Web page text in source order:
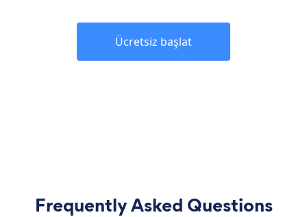
Ücretsiz başlat
Frequently Asked Questions